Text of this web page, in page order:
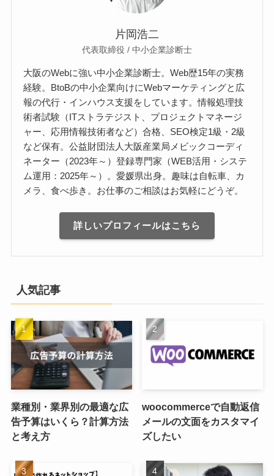
片岡浩二
代表取締役 / 中小企業診断士
大阪のWebに強い中小企業診断士。Web歴15年の実務
経験。BtoBの中小企業向けにWebマーケティングと広
報の代行・インハウス支援をしています。情報処理技
術者試験（ITストラテジスト、プロジェクトマネージ
ャー、応用情報技術者など）合格、SEO検定1級・2級
など保有。公益財団法人大阪産業局メビックコーディ
ネーター（2023年～）登録専門家（WEB活用・システ
ム運用：2025年～）。愛媛県出身。趣味は自転車、カ
メラ、食べ歩き。お仕事のご相談はお気軽にどうぞ。
詳しいプロフィールはこちら
人気記事
業種別・業界別の最適な広
告予算はいくら？計算方法
と考え方
woocommerceで自動返信
メールの文面をカスタマイ
ズしたい